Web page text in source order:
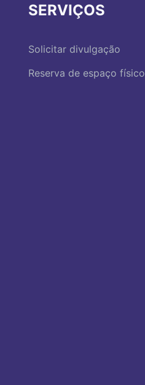
SERVIÇOS
Solicitar divulgação
Reserva de espaço físico